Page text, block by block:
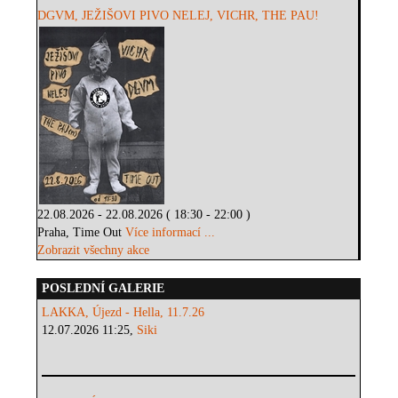
DGVM, JEŽIŠOVI PIVO NELEJ, VICHR, THE PAU!
22.08.2026 - 22.08.2026 ( 18:30 - 22:00 )
Praha, Time OutVíce informací ...
Zobrazit všechny akce
POSLEDNÍ GALERIE
LAKKA, Újezd - Hella, 11.7.26
12.07.2026 11:25, Siki